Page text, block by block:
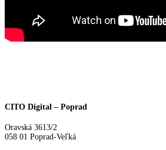
CITO Digital – Poprad
Oravská 3613/2
058 01 Poprad-Veľká